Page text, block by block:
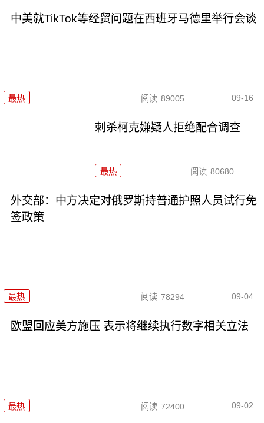
中美就TikTok等经贸问题在西班牙马德里举行会谈
最热 阅读 89005 09-16
刺杀柯克嫌疑人拒绝配合调查
最热 阅读 80680
外交部：中方决定对俄罗斯持普通护照人员试行免
签政策
最热 阅读 78294 09-04
欧盟回应美方施压 表示将继续执行数字相关立法
最热 阅读 72400 09-02